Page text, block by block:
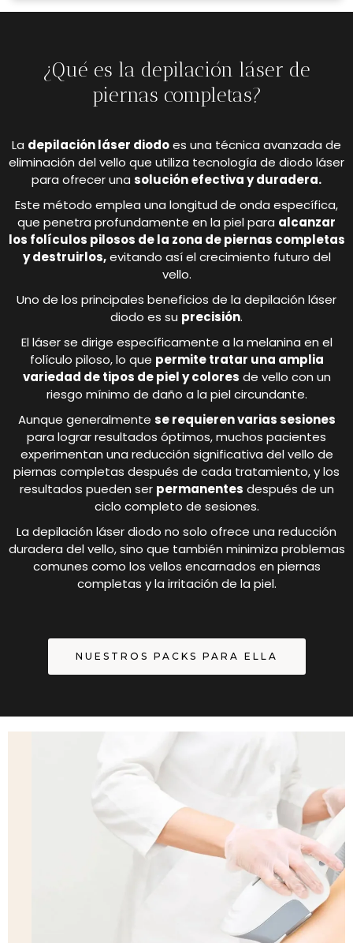
¿Qué es la depilación láser de
piernas completas?
La depilación láser diodoes una técnica avanzada de
eliminación del vello que utiliza tecnología de diodo láser
para ofrecer una solución efectiva y duradera.
Este método emplea una longitud de onda específica,
que penetra profundamente en la piel para alcanzar
los folículos pilosos de la zona de piernas completas
y destruirlos,evitando así el crecimiento futuro del
vello.
Uno de los principales beneficios de la depilación láser
diodo es su precisión.
El láser se dirige específicamente a la melanina en el
folículo piloso, lo que permite tratar una amplia
variedad de tipos de piel y colores de vello con un
riesgo mínimo de daño a la piel circundante.
Aunque generalmente se requieren varias sesiones
para lograr resultados óptimos, muchos pacientes
experimentan una reducción significativa del vello de
piernas completas después de cada tratamiento, y los
resultados pueden ser permanentes después de un
ciclo completo de sesiones.
La depilación láser diodo no solo ofrece una reducción
duradera del vello, sino que también minimiza problemas
comunes como los vellos encarnados en piernas
completas y la irritación de la piel.
NUESTROS PACKS PARA ELLA